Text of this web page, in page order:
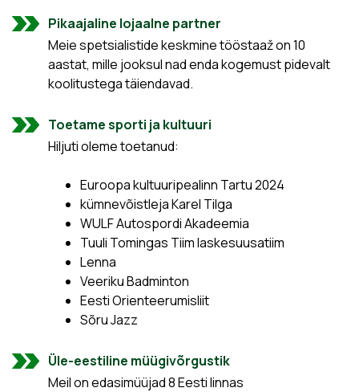
Pikaajaline lojaalne partner
Meie spetsialistide keskmine tööstaaž on 10
aastat, mille jooksul nad enda kogemust pidevalt
koolitustega täiendavad.
Toetame sporti ja kultuuri
Hiljuti oleme toetanud:
Euroopa kultuuripealinn Tartu 2024
kümnevõistleja Karel Tilga
WULF Autospordi Akadeemia
Tuuli Tomingas Tiim laskesuusatiim
Lenna
Veeriku Badminton
Eesti Orienteerumisliit
Sõru Jazz
Üle-eestiline müügivõrgustik
Meil on edasimüüjad 8 Eesti linnas